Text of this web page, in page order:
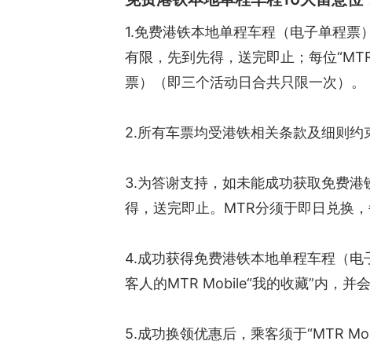
1.免费港铁本地单程车程（电子单程
有限，先到先得，送完即止；每位
票）（即三个活动日合共只限一次）。
2.所有车票均受港铁相关条款及细则约
3.为答谢支持，如未能成功获取免费
得，送完即止。MTR分须于即日兑换
4.成功获得免费港铁本地单程车程（
客人的MTR Mobile“我的收藏”内，并
5.成功换领优惠后，乘客须于“MTR